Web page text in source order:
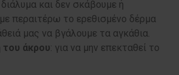
και δεν σκάβουμε ή
περαιτέρω το ερεθισμένο δέρμα
μας να βγάλουμε τα αγκάθια.
άκρου: για να μην επεκταθεί το